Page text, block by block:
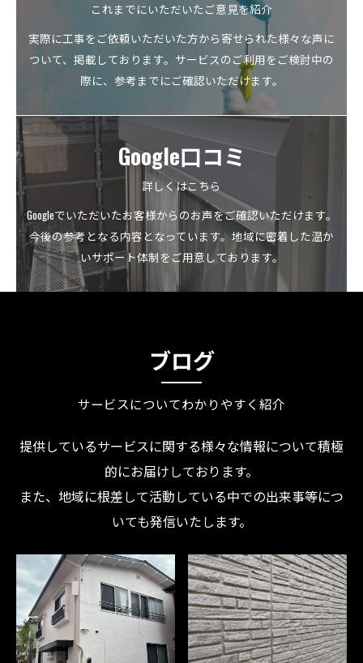
これまでにいただいたご意見を紹介
実際に工事をご依頼いただいた方から寄せられた様々な声に
ついて、掲載しております。サービスのご利用をご検討中の
際に、参考までにご確認いただけます。
Google口コミ
詳しくはこちら
Googleでいただいたお客様からのお声をご確認いただけます。
今後の参考となる内容となっています。地域に密着した温か
いサポート体制をご用意しております。
サービスについてわかりやすく紹介
ブログ
提供しているサービスに関する様々な情報について積極
的にお届けしております。
また、地域に根差して活動している中での出来事等につ
いても発信いたします。